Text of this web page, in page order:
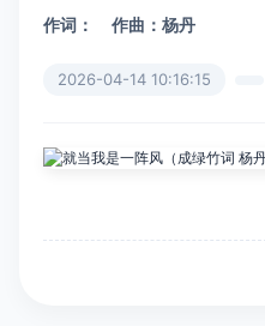
作词： 作曲：杨丹
2026-04-14 10:16:15